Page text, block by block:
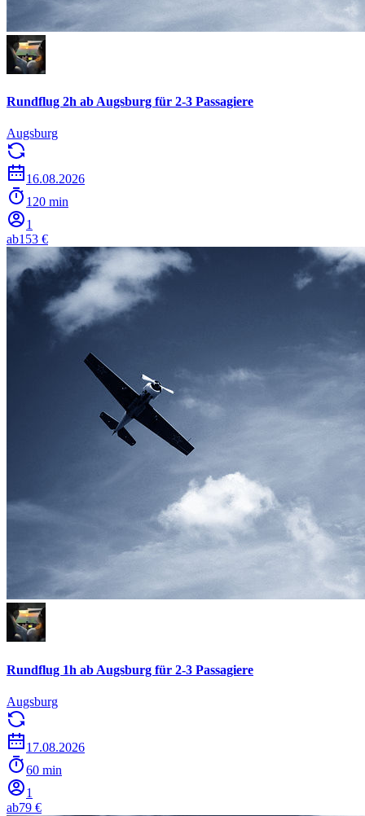
Rundflug 2h ab Augsburg für 2-3 Passagiere
Augsburg
16.08.2026
120 min
1
ab153 €
Rundflug 1h ab Augsburg für 2-3 Passagiere
Augsburg
17.08.2026
60 min
1
ab79 €